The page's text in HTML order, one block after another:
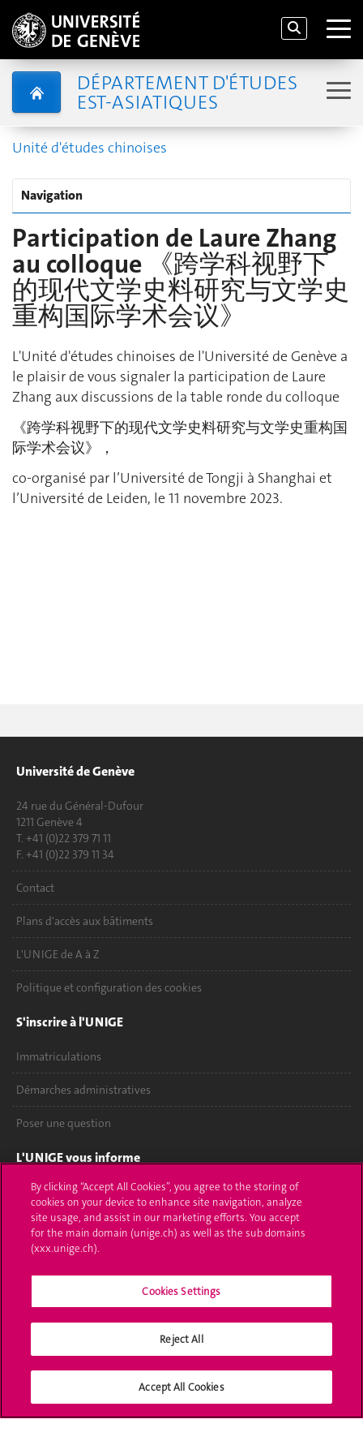
DÉPARTEMENT D'ÉTUDES
EST-ASIATIQUES
Unité d'études chinoises
Navigation
Participation de Laure Zhang
au colloque 《跨学科视野下
的现代文学史料研究与文学史
重构国际学术会议》
L'Unité d'études chinoises de l'Université de Genève a
le plaisir de vous signaler la participation de Laure
Zhang aux discussions de la table ronde du colloque
《跨学科视野下的现代文学史料研究与文学史重构国
际学术会议》，
co-organisé par l’Université de Tongji à Shanghai et
l’Université de Leiden, le 11 novembre 2023.
Université de Genève
24 rue du Général-Dufour
1211 Genève 4
T. +41 (0)22 379 71 11
F. +41 (0)22 379 11 34
Contact
Plans d'accès aux bâtiments
L'UNIGE de A à Z
Politique et configuration des cookies
S'inscrire à l'UNIGE
Immatriculations
Démarches administratives
Poser une question
L'UNIGE vous informe
UNIGE Mobile
Médias
Offres d'emploi
Calendrier académique
Médias sociaux UNIGE
By clicking “Accept All Cookies”, you agree to the storing of
cookies on your device to enhance site navigation, analyze
site usage, and assist in our marketing efforts. You accept
for the main domain (unige.ch) as well as the sub domains
(xxx.unige.ch).
Cookies Settings
Reject All
Accept All Cookies